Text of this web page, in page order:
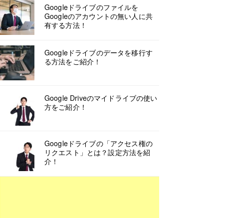
Googleドライブのファイルを
Googleのアカウントの無い人に共
有する方法！
Googleドライブのデータを移行す
る方法をご紹介！
Google Driveのマイドライブの使い
方をご紹介！
Googleドライブの「アクセス権の
リクエスト」とは？設定方法を紹
介！